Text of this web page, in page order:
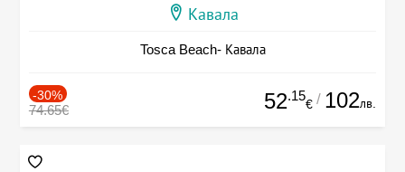
Кавала
Tosca Beach- Кавала
-30%
74.65€ 52.15
€ / 102лв.